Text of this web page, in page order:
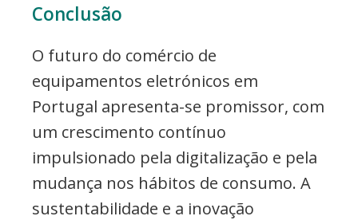
Conclusão
O futuro do comércio de
equipamentos eletrónicos em
Portugal apresenta-se promissor, com
um crescimento contínuo
impulsionado pela digitalização e pela
mudança nos hábitos de consumo. A
sustentabilidade e a inovação